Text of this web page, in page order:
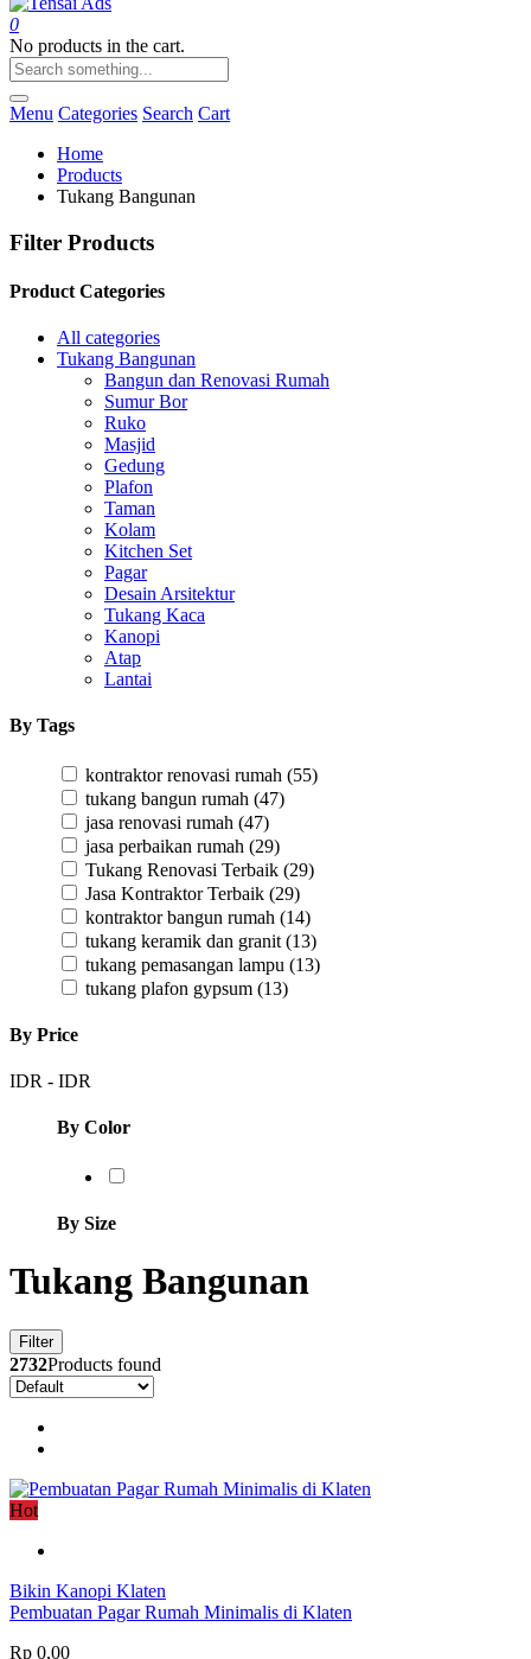
0
No products in the cart.
Menu Categories Search Cart
Home
Products
Tukang Bangunan
Filter Products
Product Categories
All categories
Tukang Bangunan
Bangun dan Renovasi Rumah
Sumur Bor
Ruko
Masjid
Gedung
Plafon
Taman
Kolam
Kitchen Set
Pagar
Desain Arsitektur
Tukang Kaca
Kanopi
Atap
Lantai
By Tags
kontraktor renovasi rumah (55)
tukang bangun rumah (47)
jasa renovasi rumah (47)
jasa perbaikan rumah (29)
Tukang Renovasi Terbaik (29)
Jasa Kontraktor Terbaik (29)
kontraktor bangun rumah (14)
tukang keramik dan granit (13)
tukang pemasangan lampu (13)
tukang plafon gypsum (13)
By Price
IDR - IDR
By Color
By Size
Tukang Bangunan
Filter
2732Products found
Hot
Bikin Kanopi Klaten
Pembuatan Pagar Rumah Minimalis di Klaten
Rp 0,00